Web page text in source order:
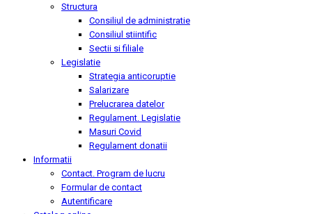
Structura
Consiliul de administratie
Consiliul stiintific
Sectii si filiale
Legislatie
Strategia anticoruptie
Salarizare
Prelucrarea datelor
Regulament. Legislatie
Masuri Covid
Regulament donatii
Informatii
Contact. Program de lucru
Formular de contact
Autentificare